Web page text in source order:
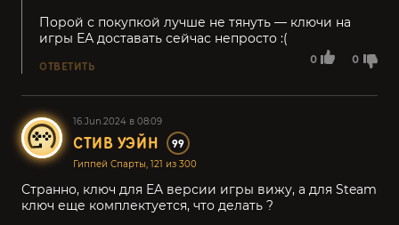
0 0
Порой с покупкой лучше не тянуть — ключи на
игры ЕА доставать сейчас непросто :(
ОТВЕТИТЬ
16.Jun.2024 в 08:09
СТИВ УЭЙН 99
Гиппей Спарты, 121 из 300
Странно, ключ для EA версии игры вижу, а для Steam
ключ еще комплектуется, что делать ?